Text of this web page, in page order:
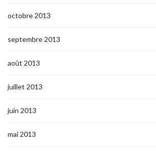
octobre 2013
septembre 2013
août 2013
juillet 2013
juin 2013
mai 2013